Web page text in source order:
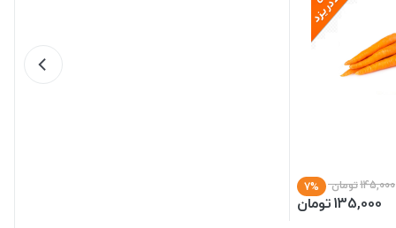
145,000تومان 7%
135,000تومان